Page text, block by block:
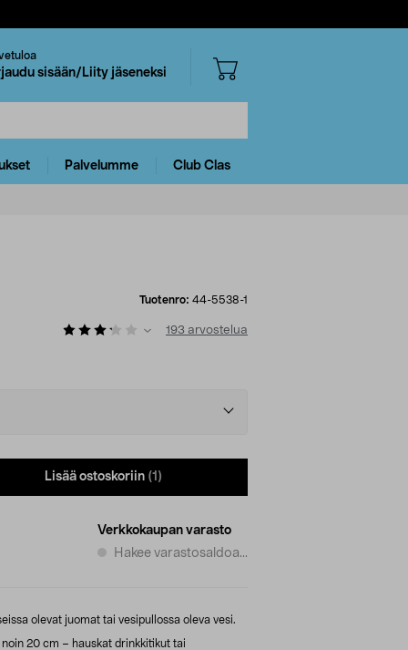
sisään/Liity jäseneksi
Palvelumme Club Clas
Tuotenro: 44-5538-1
193 arvostelua
Lisää ostoskoriin (1)
Verkkokaupan varasto
Hakee varastosaldoa...
olevat juomat tai vesipullossa oleva vesi.
20 cm – hauskat drinkkitikut tai